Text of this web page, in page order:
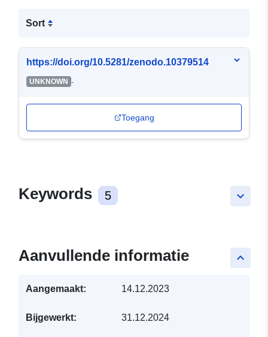
Sort
https://doi.org/10.5281/zenodo.10379514
UNKNOWN -
Toegang
keyboard_arrow_down
Keywords 5
keyboard_arrow_up
Aanvullende informatie
Aangemaakt: 14.12.2023
Bijgewerkt: 31.12.2024